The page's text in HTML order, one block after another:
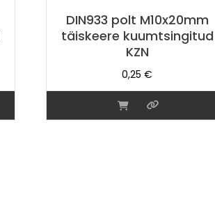
DIN933 polt M10x20mm
täiskeere kuumtsingitud
KZN
0,25€